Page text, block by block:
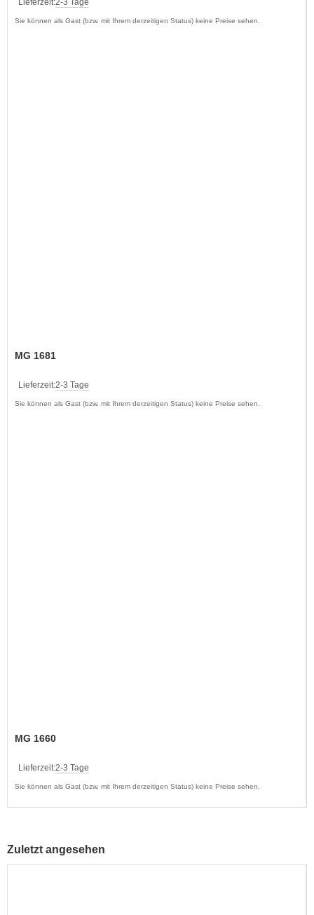
Lieferzeit:2-3 Tage
Sie können als Gast (bzw. mit Ihrem derzeitigen Status) keine Preise sehen.
MG 1681
Lieferzeit:2-3 Tage
Sie können als Gast (bzw. mit Ihrem derzeitigen Status) keine Preise sehen.
MG 1660
Lieferzeit:2-3 Tage
Sie können als Gast (bzw. mit Ihrem derzeitigen Status) keine Preise sehen.
Zuletzt angesehen